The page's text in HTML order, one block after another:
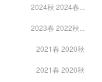
2024秋 2024春...
2023春 2022秋...
2021春 2020秋
2021春 2020秋